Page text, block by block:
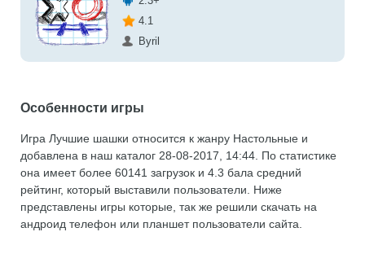
4.1
Byril
Особенности игры
Игра Лучшие шашки относится к жанру Настольные и
добавлена в наш каталог 28-08-2017, 14:44. По статистике
она имеет более 60141 загрузок и 4.3 бала средний
рейтинг, который выставили пользователи. Ниже
представлены игры которые, так же решили скачать на
андроид телефон или планшет пользователи сайта.